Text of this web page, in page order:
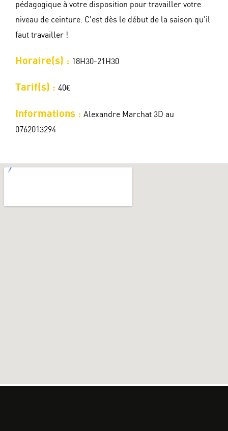
pédagogique à votre disposition pour travailler votre
niveau de ceinture. C'est dès le début de la saison qu'il
faut travailler !
Horaire(s) : 18H30-21H30
Tarif(s) : 40€
Informations : Alexandre Marchat 3D au
0762013294